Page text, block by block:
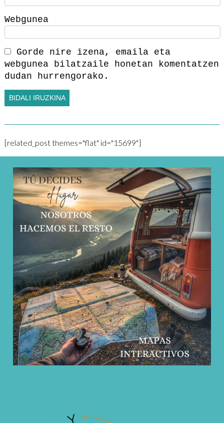
Webgunea
Gorde nire izena, emaila eta
webgunea bilatzaile honetan komentatzen
dudan hurrengorako.
[related_post themes="flat" id="15699"]